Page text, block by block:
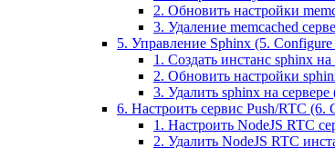
2. Обновить настройки
3. Удаление memcached
5. Управление Sphinx (5.
1. Создать инстанс sphinx
2. Обновить настройки
3. Удалить sphinx на
6. Настроить сервис Push/RTC (6.
1. Настроить NodeJS RTC
2. Удалить NodeJS RTC